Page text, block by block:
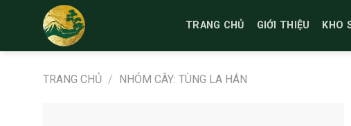
TRANG CHỦ GIỚI THIỆU KHO
TRANG CHỦ / NHÓM CÂY: TÙNG LA HÁN